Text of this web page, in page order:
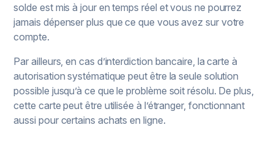
solde est mis à jour en temps réel et vous ne pourrez
jamais dépenser plus que ce que vous avez sur votre
compte.
Par ailleurs, en cas d’interdiction bancaire, la carte à
autorisation systématique peut être la seule solution
possible jusqu’à ce que le problème soit résolu. De plus,
cette carte peut être utilisée à l’étranger, fonctionnant
aussi pour certains achats en ligne.